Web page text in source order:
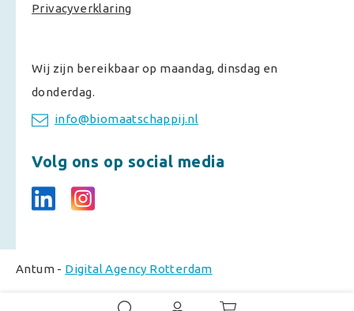
Privacyverklaring
Wij zijn bereikbaar op maandag, dinsdag en
donderdag.
info@biomaatschappij.nl
Volg ons op social media
Antum - Digital Agency Rotterdam